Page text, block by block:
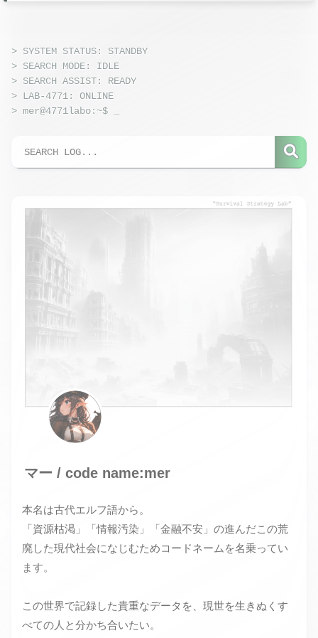
> SYSTEM STATUS: STANDBY
> SEARCH MODE: IDLE
> SEARCH ASSIST: READY
> LAB-4771: ONLINE
> mer@4771labo:~$
マー / code name:mer
本名は古代エルフ語から。
「資源枯渇」「情報汚染」「金融不安」の進んだこの荒
廃した現代社会になじむためコードネームを名乗ってい
ます。
この世界で記録した貴重なデータを、現世を生きぬくす
べての人と分かち合いたい。